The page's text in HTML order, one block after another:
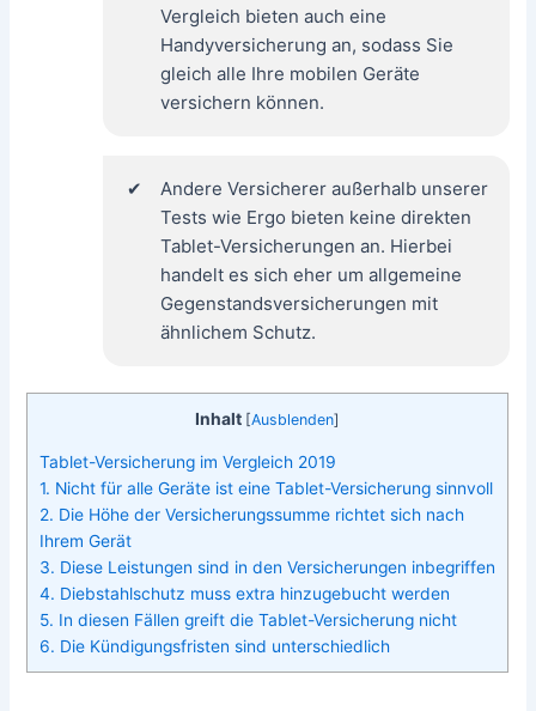
Vergleich bieten auch eine
Handyversicherung an, sodass Sie
gleich alle Ihre mobilen Geräte
versichern können.
Andere Versicherer außerhalb unserer
Tests wie Ergo bieten keine direkten
Tablet-Versicherungen an. Hierbei
handelt es sich eher um allgemeine
Gegenstandsversicherungen mit
ähnlichem Schutz.
Inhalt [Ausblenden]
Tablet-Versicherung im Vergleich 2019
1. Nicht für alle Geräte ist eine Tablet-Versicherung sinnvoll
2. Die Höhe der Versicherungssumme richtet sich nach
Ihrem Gerät
3. Diese Leistungen sind in den Versicherungen inbegriffen
4. Diebstahlschutz muss extra hinzugebucht werden
5. In diesen Fällen greift die Tablet-Versicherung nicht
6. Die Kündigungsfristen sind unterschiedlich